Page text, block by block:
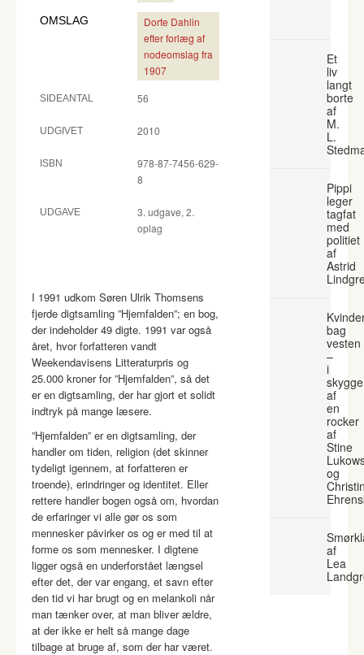
OMSLAG
Dorte Dahlin
efter forlæg af
nodeomslag fra
1907
SIDEANTAL 56
UDGIVET 2010
ISBN
978-87-7456-629-
8
UDGAVE
3. udgave, 2.
oplag
I 1991 udkom Søren Ulrik Thomsens
fjerde digtsamling ”Hjemfalden”; en bog,
der indeholder 49 digte. 1991 var også
året, hvor forfatteren vandt
Weekendavisens Litteraturpris og
25.000 kroner for ”Hjemfalden”, så det
er en digtsamling, der har gjort et solidt
indtryk på mange læsere.
”Hjemfalden” er en digtsamling, der
handler om tiden, religion (det skinner
tydeligt igennem, at forfatteren er
troende), erindringer og identitet. Eller
rettere handler bogen også om, hvordan
de erfaringer vi alle gør os som
mennesker påvirker os og er med til at
forme os som mennesker. I digtene
ligger også en underforstået længsel
efter det, der var engang, et savn efter
den tid vi har brugt og en melankoli når
man tænker over, at man bliver ældre,
at der ikke er helt så mange dage
tilbage at bruge af, som der har været.
Et
liv
langt
borte
af
M.
L.
Pippi
leger
tagfat
med
politiet
af
Astrid
bag
vesten
–
i
af
en
rocker
af
Stine
og
af
Lea